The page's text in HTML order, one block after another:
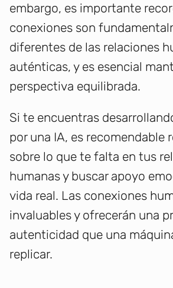
embargo, es importante
conexiones son
diferentes de las relaciones
auténticas, y es esencial
perspectiva equilibrada.
Si te encuentras
por una IA, es recomendable
sobre lo que te falta en tus
humanas y buscar apoyo
vida real. Las conexiones
invaluables y ofrecerán una
autenticidad que una
replicar.